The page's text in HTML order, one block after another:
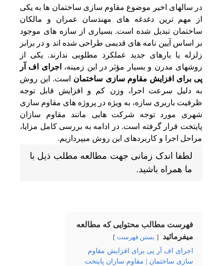
در سالهای اخیر موضوع مقاوم‌ سازی ساختمان‌ ها به یکی
از مهم‌ ترین دغدغه‌ های مهندسان عمران و مالکان
ساختمان تبدیل شده است. بسیاری از سازه‌ های موجود
بر اساس آیین‌ نامه‌ های قدیمی طراحی شده‌ اند و در برابر
زلزله یا بارهای جدید عملکرد مطلوبی ندارند. یکی از
روشهای مدرن و بسیار مؤثر در این زمینه، اجرای اف آر
پی برای افزایش مقاوم سازی ساختمان است. این روش
به دلیل سرعت اجرا، وزن کم و افزایش قابل توجه
ظرفیت باربری سازه، به‌ ویژه در پروژه‌ های مقاوم‌ سازی
شهری مورد توجه شرکت‌ هایی مانند مقاوم سازان
پایتخت قرار گرفته است. در ادامه به بررسی کامل مزایا،
مراحل اجرا و کاربردهای این روش میپردازیم.
لطفا اندک زمانی جهت مطالعه مطلب ذیل با
ما همراه باشید.
فهرست مطالب محتوایی که مطالعه
میفرمائید
بستن فهرست
اجرای اف آر پی برای افزایش مقاوم
سازی ساختمان | مقاوم سازان پایتخت